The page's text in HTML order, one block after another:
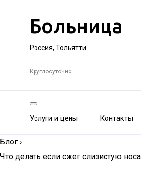
Больница
Россия, Тольятти
Круглосуточно
Услуги и цены Контакты
Блог ›
Что делать если сжег слизистую носа